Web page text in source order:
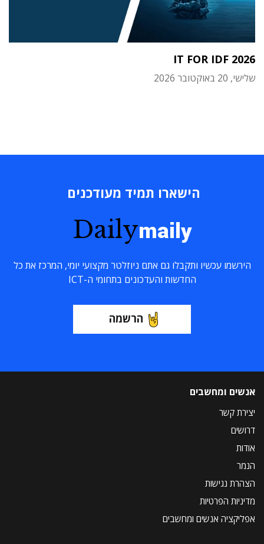
IT FOR IDF 2026
שלישי, 20 באוקטובר 2026
הישארו תמיד מעודכנים
Dailymaily
הירשמו עכשיו ותקבלו גם אתם ניוזלטר מקצועי יומי, המרכז את כל
החדשות והעדכונים בתחומי ה-ICT
הרשמה
אנשים ומחשבים
יצירת קשר
דרושים
אודות
הנמר
הצהרת נגישות
מדיניות הפרטיות
אפליקציה אנשים ומחשבים